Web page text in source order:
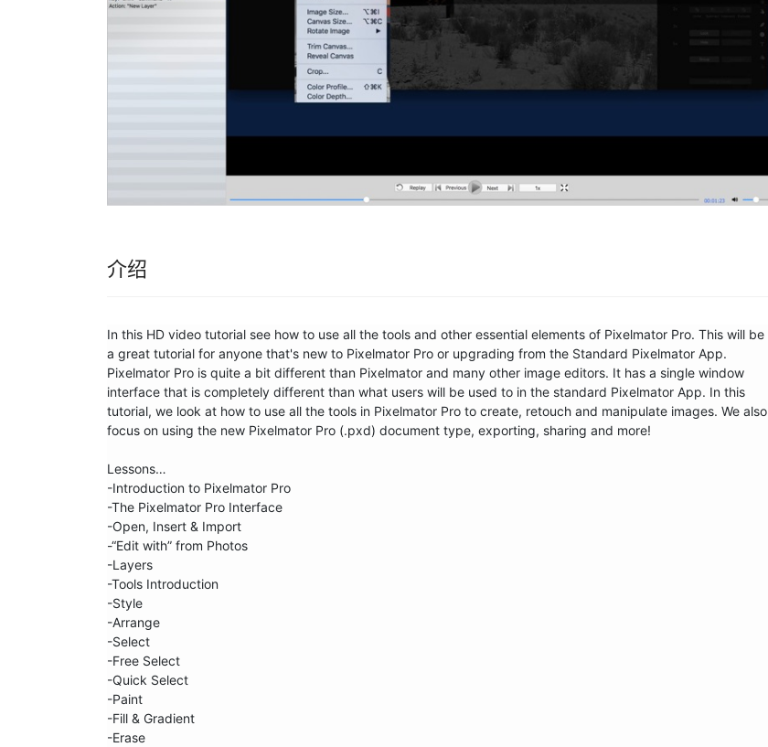
介绍
In this HD video tutorial see how to use all the tools and other essential elements of Pixelmator Pro. This will be
a great tutorial for anyone that's​ new to Pixelmator Pro or upgrading from the Standard Pixelmator App.
Pixelmator Pro is quite a bit different than Pixelmator and many other image editors. It has a single window
interface that is completely different than what users will be used to in the standard Pixelmator App. In this
tutorial, we look at how to use all the tools in Pixelmator Pro to create, retouch and manipulate images. We also
focus on using the new Pixelmator Pro (.pxd) document type, exporting, sharing and more!
Lessons…
-Introduction to Pixelmator Pro
-The Pixelmator Pro Interface
-Open, Insert & Import
-“Edit with” from Photos
-Layers
-Tools Introduction
-Style
-Arrange
-Select
-Free Select
-Quick Select
-Paint
-Fill & Gradient
-Erase